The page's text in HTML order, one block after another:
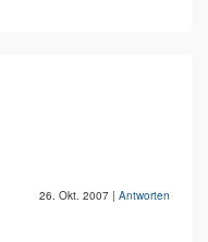
26. Okt. 2007 | Antworten